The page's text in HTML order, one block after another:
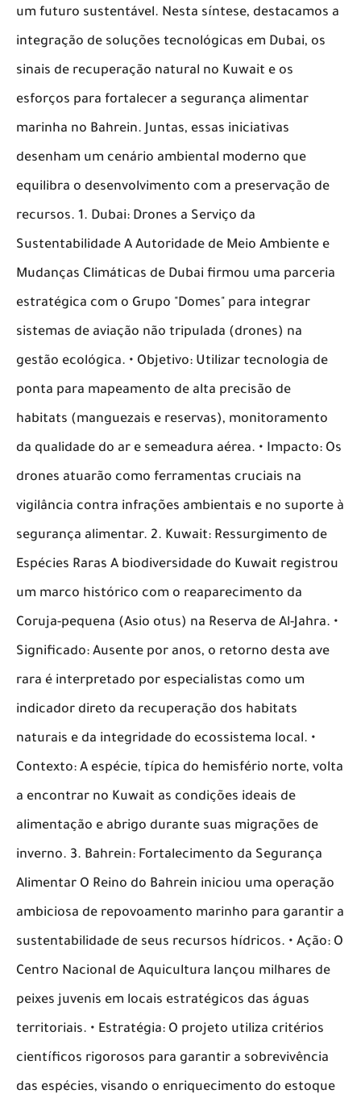
um futuro sustentável. Nesta síntese, destacamos a
integração de soluções tecnológicas em Dubai, os
sinais de recuperação natural no Kuwait e os
esforços para fortalecer a segurança alimentar
marinha no Bahrein. Juntas, essas iniciativas
desenham um cenário ambiental moderno que
equilibra o desenvolvimento com a preservação de
recursos. 1. Dubai: Drones a Serviço da
Sustentabilidade A Autoridade de Meio Ambiente e
Mudanças Climáticas de Dubai firmou uma parceria
estratégica com o Grupo "Domes" para integrar
sistemas de aviação não tripulada (drones) na
gestão ecológica. • Objetivo: Utilizar tecnologia de
ponta para mapeamento de alta precisão de
habitats (manguezais e reservas), monitoramento
da qualidade do ar e semeadura aérea. • Impacto: Os
drones atuarão como ferramentas cruciais na
vigilância contra infrações ambientais e no suporte à
segurança alimentar. 2. Kuwait: Ressurgimento de
Espécies Raras A biodiversidade do Kuwait registrou
um marco histórico com o reaparecimento da
Coruja-pequena (Asio otus) na Reserva de Al-Jahra. •
Significado: Ausente por anos, o retorno desta ave
rara é interpretado por especialistas como um
indicador direto da recuperação dos habitats
naturais e da integridade do ecossistema local. •
Contexto: A espécie, típica do hemisfério norte, volta
a encontrar no Kuwait as condições ideais de
alimentação e abrigo durante suas migrações de
inverno. 3. Bahrein: Fortalecimento da Segurança
Alimentar O Reino do Bahrein iniciou uma operação
ambiciosa de repovoamento marinho para garantir a
sustentabilidade de seus recursos hídricos. • Ação: O
Centro Nacional de Aquicultura lançou milhares de
peixes juvenis em locais estratégicos das águas
territoriais. • Estratégia: O projeto utiliza critérios
científicos rigorosos para garantir a sobrevivência
das espécies, visando o enriquecimento do estoque